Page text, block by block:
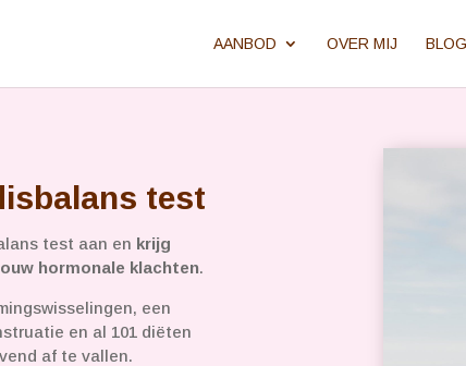
AANBOD OVER MIJ BLOG
test
test aan en krijg
hormonale klachten.
een
en al 101 diëten
af te vallen.